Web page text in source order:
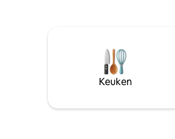
Houd er rekening mee dat er
villa is, maar deze villa deelt
achtertuin, barbecue en
andere villa is apart te boeken.
Keuken